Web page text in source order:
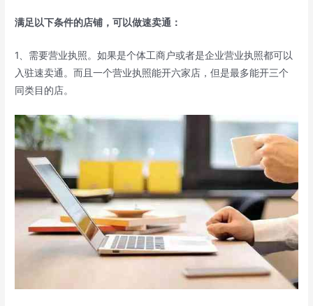
满足以下条件的店铺，可以做速卖通：
1、需要营业执照。如果是个体工商户或者是企业营业执照都可以
入驻速卖通。而且一个营业执照能开六家店，但是最多能开三个
同类目的店。